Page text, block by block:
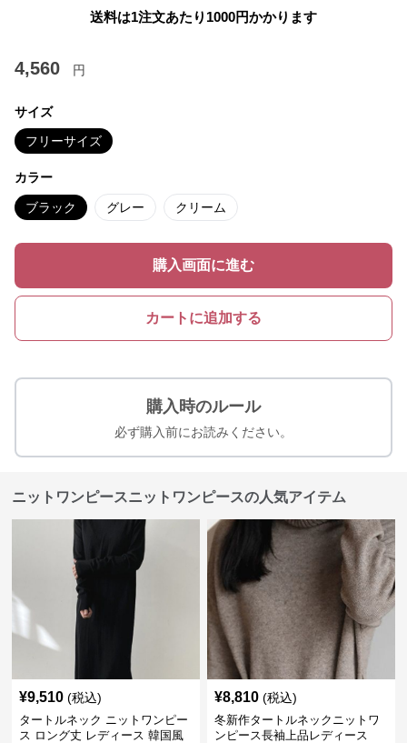
送料は1注文あたり 1000円かかります
4,560 円
サイズ
フリーサイズ
カラー
ブラック グレー クリーム
購入画面に進む
カートに追加する
購入時のルール
必ず購入前にお読みください。
ニットワンピースニットワンピースの人気アイテム
¥9,510 (税込)
タートルネック ニットワンピー
ス ロング丈 レディース 韓国風
¥8,810 (税込)
冬新作タートルネックニットワ
ンピース長袖上品レディース